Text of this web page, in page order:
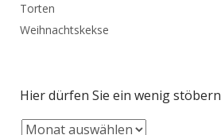
Torten
Weihnachtskekse
Hier dürfen Sie ein wenig stöbern